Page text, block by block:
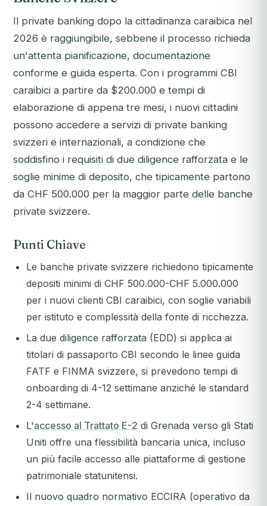
Il private banking dopo la cittadinanza caraibica nel
2026 è raggiungibile, sebbene il processo richieda
un'attenta pianificazione, documentazione
conforme e guida esperta. Con i programmi CBI
caraibici a partire da $200.000 e tempi di
elaborazione di appena tre mesi, i nuovi cittadini
possono accedere a servizi di private banking
svizzeri e internazionali, a condizione che
soddisfino i requisiti di due diligence rafforzata e le
soglie minime di deposito, che tipicamente partono
da CHF 500.000 per la maggior parte delle banche
private svizzere.
Punti Chiave
Le banche private svizzere richiedono tipicamente
depositi minimi di CHF 500.000-CHF 5.000.000
per i nuovi clienti CBI caraibici, con soglie variabili
per istituto e complessità della fonte di ricchezza.
La due diligence rafforzata (EDD) si applica ai
titolari di passaporto CBI secondo le linee guida
FATF e FINMA svizzere, si prevedono tempi di
onboarding di 4-12 settimane anziché le standard
2-4 settimane.
L'accesso al Trattato E-2 di Grenada verso gli Stati
Uniti offre una flessibilità bancaria unica, incluso
un più facile accesso alle piattaforme di gestione
patrimoniale statunitensi.
Il nuovo quadro normativo ECCIRA (operativo da